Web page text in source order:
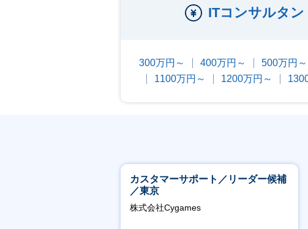
ITコンサルタ
300万円～ 400万円～ 500万円～
1100万円～
1200万円～
カスタマーサポート／リーダー候補
／東京
株式会社Cygames